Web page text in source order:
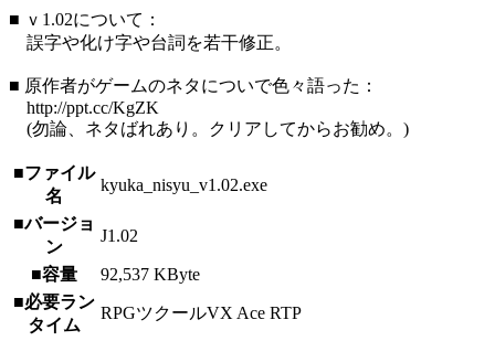
■ ｖ1.02について：
誤字や化け字や台詞を若干修正。
■ 原作者がゲームのネタについで色々語った：
http://ppt.cc/KgZK
(勿論、ネタばれあり。クリアしてからお勧め。)
■ファイル
名
kyuka_nisyu_v1.02.exe
■バージョ
ン
J1.02
■容量
92,537 KByte
■必要ラン
タイム
RPGツクールVX Ace RTP